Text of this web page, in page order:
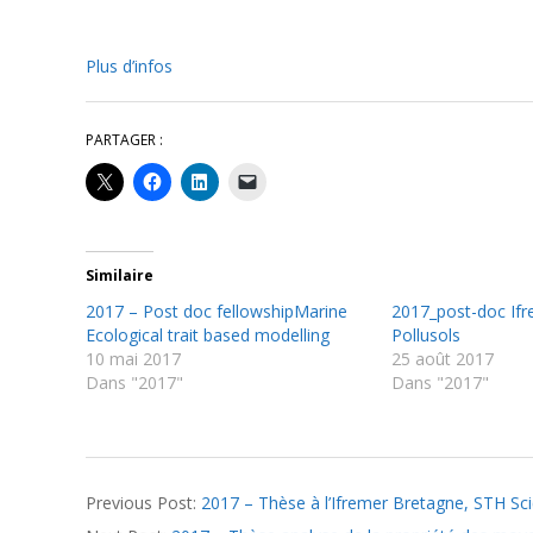
Plus d’infos
PARTAGER :
Similaire
2017 – Post doc fellowshipMarine
Ecological trait based modelling
10 mai 2017
Dans "2017"
2017_post-doc
Pollusols
25 août 2017
Dans "2017"
05-
Previous Post: 2017 – Thèse à l’Ifremer Bretagne, STH